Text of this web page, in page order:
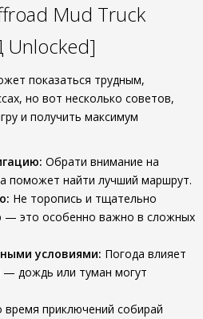
Mud Truck
показаться трудным,
но вот несколько советов,
и получить максимум
Обрати внимание на
поможет найти лучший маршрут.
Не торопись и тщательно
— это особенно важно в сложных
условиями: Погода влияет
— дождь или туман могут
время приключений собирай